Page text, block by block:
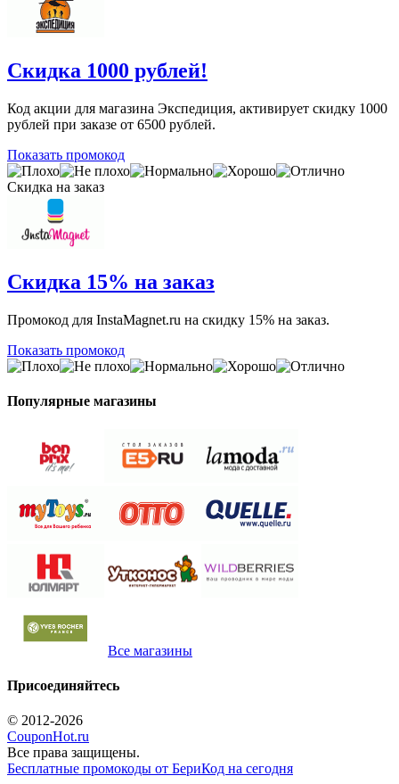
Скидка 1000 рублей!
Код акции для магазина Экспедиция, активирует скидку 1000
рублей при заказе от 6500 рублей.
Показать промокод
Скидка на заказ
Скидка 15% на заказ
Промокод для InstaMagnet.ru на скидку 15% на заказ.
Показать промокод
Популярные магазины
Все магазины
Присоединяйтесь
© 2012-2026
CouponHot.ru
Все права защищены.
Бесплатные промокоды от БериКод на сегодня